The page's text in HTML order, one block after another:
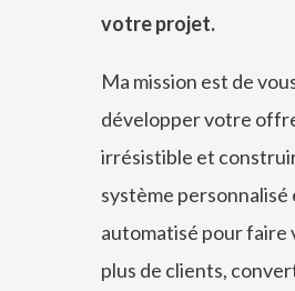
votre projet.
Ma mission est de
développer votre
irrésistible et
système personnalisé
automatisé pour faire
plus de clients,